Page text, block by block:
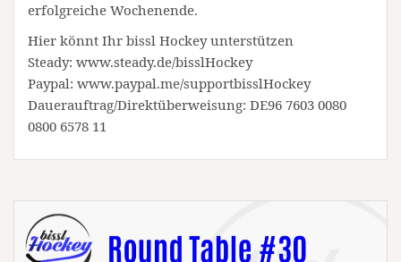
erfolgreiche Wochenende.
Hier könnt Ihr bissl Hockey unterstützen
Steady: www.steady.de/bisslHockey
Paypal: www.paypal.me/supportbisslHockey
Dauerauftrag/Direktüberweisung: DE96 7603 0080
0800 6578 11